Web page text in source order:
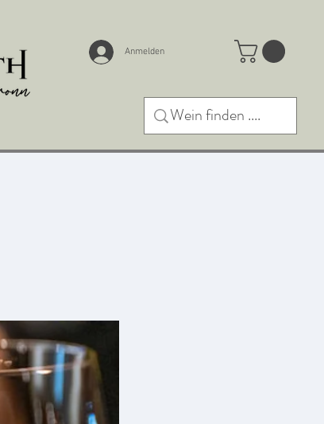
Anmelden